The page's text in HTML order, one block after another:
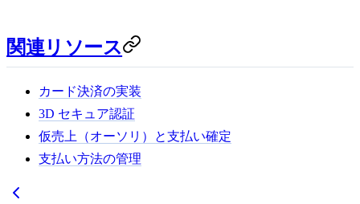
関連リソース
カード決済の実装
3D セキュア認証
仮売上（オーソリ）と支払い確定
支払い方法の管理